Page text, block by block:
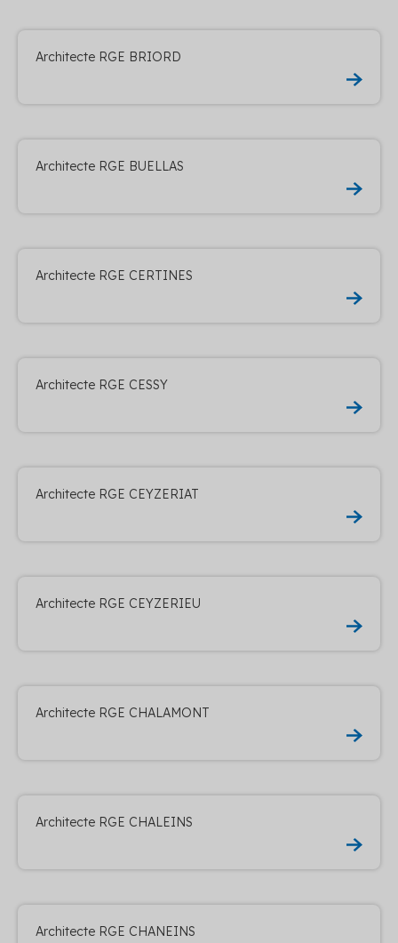
Architecte RGE BRIORD
Architecte RGE BUELLAS
Architecte RGE CERTINES
Architecte RGE CESSY
Architecte RGE CEYZERIAT
Architecte RGE CEYZERIEU
Architecte RGE CHALAMONT
Architecte RGE CHALEINS
Architecte RGE CHANEINS